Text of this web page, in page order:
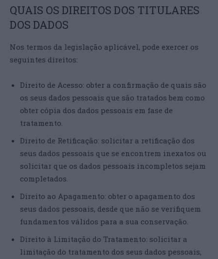
QUAIS OS DIREITOS DOS TITULARES
DOS DADOS
Nos termos da legislação aplicável, pode exercer os
seguintes direitos:
Direito de Acesso: obter a confirmação de quais são
os seus dados pessoais que são tratados bem como
obter cópia dos dados pessoais em fase de
tratamento.
Direito de Retificação: solicitar a retificação dos
seus dados pessoais que se encontrem inexatos ou
solicitar que os dados pessoais incompletos sejam
completados.
Direito ao Apagamento: obter o apagamento dos
seus dados pessoais, desde que não se verifiquem
fundamentos válidos para a sua conservação.
Direito à Limitação do Tratamento: solicitar a
limitação do tratamento dos seus dados pessoais,